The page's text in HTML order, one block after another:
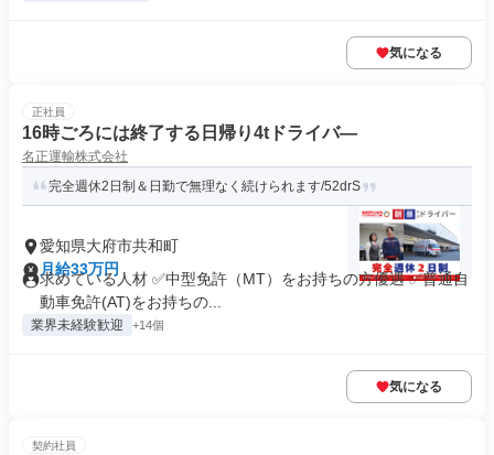
気になる
正社員
16時ごろには終了する日帰り4tドライバ―
名正運輸株式会社
完全週休2日制＆日勤で無理なく続けられます/52drS
愛知県大府市共和町
月給33万円
求めている人材 ✅中型免許（MT）をお持ちの方優遇 ✅普通自
動車免許(AT)をお持ちの...
業界未経験歓迎 +14個
気になる
契約社員